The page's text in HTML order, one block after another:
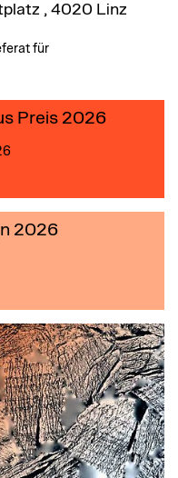
, 4020 Linz
für
Preis 2026
2026